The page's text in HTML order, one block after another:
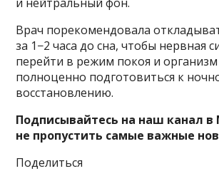
Врач порекомендовала
за 1−2 часа до сна, чтобы нервная
перейти в режим покоя и
полноценно подготовиться к
восстановлению.
Подписывайтесь на наш канал в
не пропустить самые важные
Поделиться